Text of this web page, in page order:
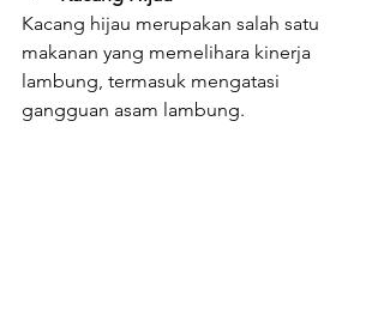
Kacang hijau merupakan salah satu
makanan yang memelihara kinerja
lambung, termasuk mengatasi
gangguan asam lambung.